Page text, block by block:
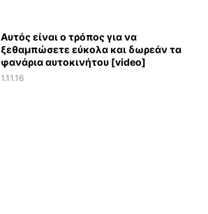
Αυτός είναι ο τρόπος για να
ξεθαμπώσετε εύκολα και δωρεάν τα
φανάρια αυτοκινήτου [video]
1.11.16